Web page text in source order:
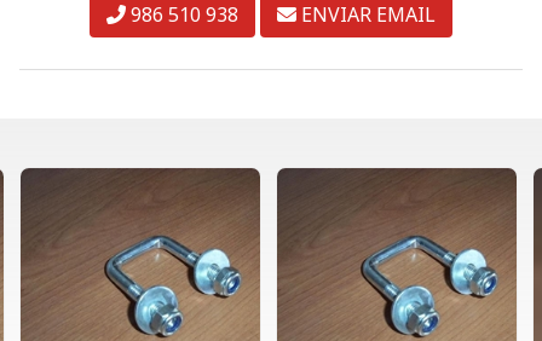
986 510 938 ENVIAR EMAIL